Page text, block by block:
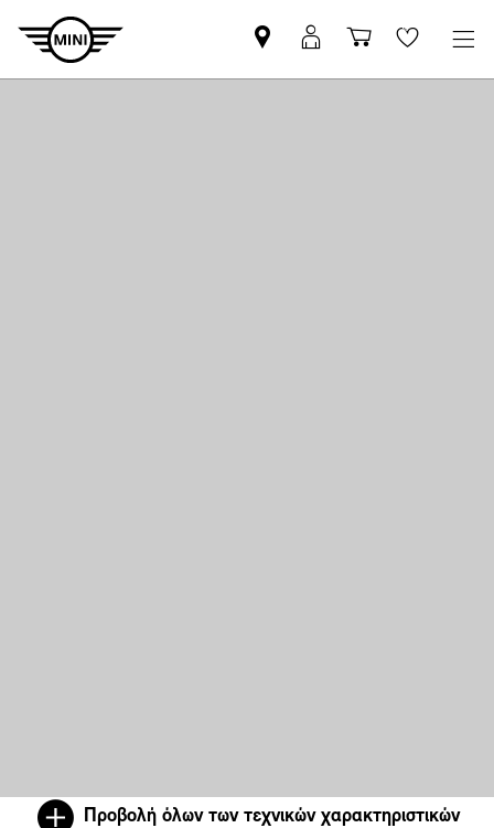
Βρείτε
Επίσημο
ΜΙΝΙ
Αpp
Καλάθι
αγορών
Wishlist
Προβολή όλων των τεχνικών χαρακτηριστικών